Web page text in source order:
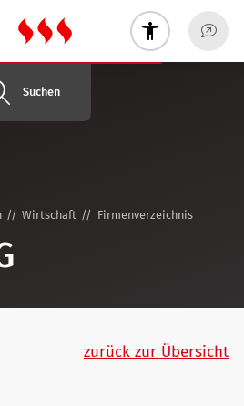
Suchen
Wirtschaft Firmenverzeichnis
zurück zur Übersicht